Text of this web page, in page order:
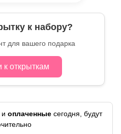
к набору?
для вашего подарка
к открыткам
и оплаченные сегодня, будут